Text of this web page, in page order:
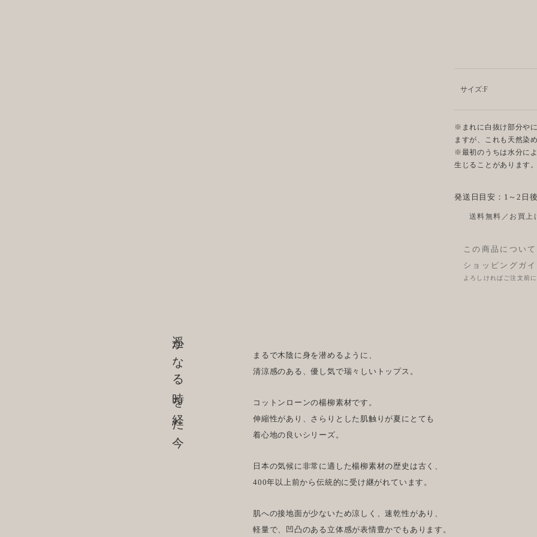
サイズ:F
※まれに白抜け部分や
ますが、これも天然染
※最初のうちは水分に
生じることがあります
発送日目安：1～2日後
送料無料／お買上
この商品につい
ショッピングガイ
よろしければご注文前
遥かなる時を経た今
まるで木陰に身を潜めるように、
清涼感のある、優し気で瑞々しいトップス。
コットンローンの楊柳素材です。
伸縮性があり、さらりとした肌触りが夏にとても
着心地の良いシリーズ。
日本の気候に非常に適した楊柳素材の歴史は古く、
400年以上前から伝統的に受け継がれています。
肌への接地面が少ないため涼しく、速乾性があり、
軽量で、凹凸のある立体感が表情豊かでもあります。